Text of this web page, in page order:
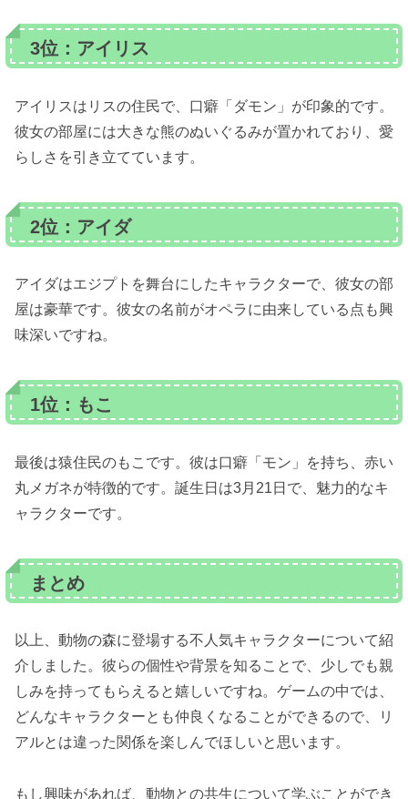
3位：アイリス
アイリスはリスの住民で、口癖「ダモン」が印象的です。
彼女の部屋には大きな熊のぬいぐるみが置かれており、愛
らしさを引き立てています。
2位：アイダ
アイダはエジプトを舞台にしたキャラクターで、彼女の部
屋は豪華です。彼女の名前がオペラに由来している点も興
味深いですね。
1位：もこ
最後は猿住民のもこです。彼は口癖「モン」を持ち、赤い
丸メガネが特徴的です。誕生日は3月21日で、魅力的なキ
ャラクターです。
まとめ
以上、動物の森に登場する不人気キャラクターについて紹
介しました。彼らの個性や背景を知ることで、少しでも親
しみを持ってもらえると嬉しいですね。ゲームの中では、
どんなキャラクターとも仲良くなることができるので、リ
アルとは違った関係を楽しんでほしいと思います。
もし興味があれば、動物との共生について学ぶことができ